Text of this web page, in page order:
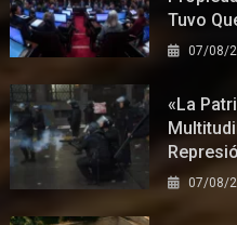
Tuvo
07/08/
«La
07/08/